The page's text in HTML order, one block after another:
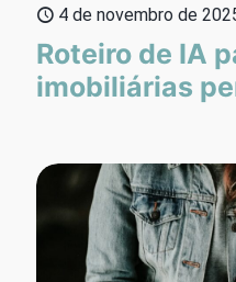
4 de novembro de
Roteiro de IA
imobiliárias